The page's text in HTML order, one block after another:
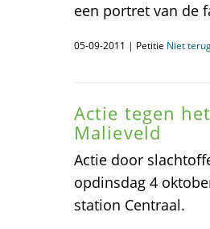
een portret van de
05-09-2011 | Petitie Niet
Actie tegen
Malieveld
Actie door
opdinsdag 4
station Centraal.